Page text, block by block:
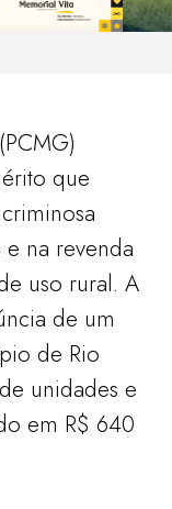
que
na revenda
uso rural. A
de um
de Rio
unidades e
em R$ 640